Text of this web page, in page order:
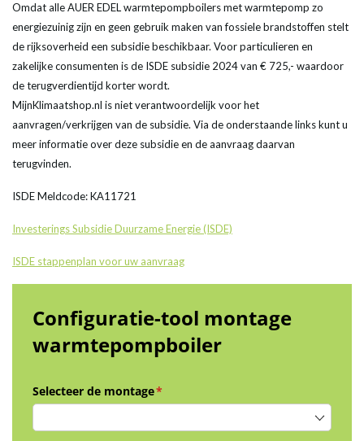
Omdat alle AUER EDEL warmtepompboilers met warmtepomp zo
energiezuinig zijn en geen gebruik maken van fossiele brandstoffen stelt
de rijksoverheid een subsidie beschikbaar. Voor particulieren en
zakelijke consumenten is de ISDE subsidie 2024 van € 725,- waardoor
de terugverdientijd korter wordt.
MijnKlimaatshop.nl is niet verantwoordelijk voor het
aanvragen/verkrijgen van de subsidie. Via de onderstaande links kunt u
meer informatie over deze subsidie en de aanvraag daarvan
terugvinden.
ISDE Meldcode: KA11721
Investerings Subsidie Duurzame Energie (ISDE)
ISDE stappenplan voor uw aanvraag